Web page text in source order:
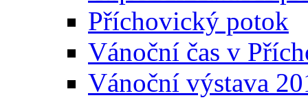
Příchovický potok
Vánoční čas v
Vánoční výstava